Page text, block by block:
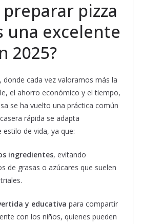
pizza
una excelente
2025?
donde cada vez valoramos más la
el ahorro económico y el tiempo,
se ha vuelto una práctica común
rápida se adapta
de vida, ya que:
ingredientes, evitando
de grasas o azúcares que suelen
y educativa para compartir
con los niños, quienes pueden